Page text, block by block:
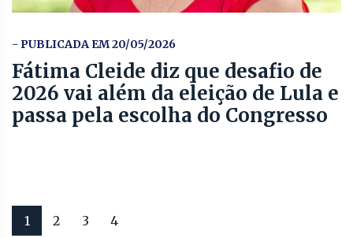
- PUBLICADA EM 20/05/2026
Fátima Cleide diz que desafio de
2026 vai além da eleição de Lula e
passa pela escolha do Congresso
1 2 3 4